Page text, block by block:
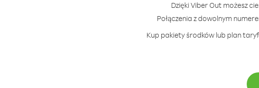
Dzięki Viber Out możesz
Połączenia z dowolnym
Kup pakiety środków lub plan